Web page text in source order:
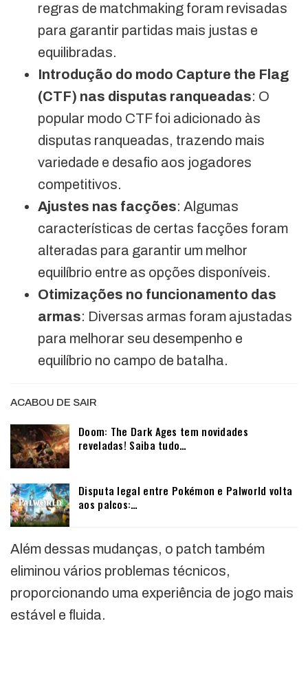
regras de matchmaking foram revisadas
para garantir partidas mais justas e
equilibradas.
Introdução do modo Capture the Flag
(CTF) nas disputas ranqueadas: O
popular modo CTF foi adicionado às
disputas ranqueadas, trazendo mais
variedade e desafio aos jogadores
competitivos.
Ajustes nas facções: Algumas
características de certas facções foram
alteradas para garantir um melhor
equilíbrio entre as opções disponíveis.
Otimizações no funcionamento das
armas: Diversas armas foram ajustadas
para melhorar seu desempenho e
equilíbrio no campo de batalha.
ACABOU DE SAIR
Doom: The Dark Ages tem novidades
reveladas! Saiba tudo…
Disputa legal entre Pokémon e Palworld volta
aos palcos:…
Além dessas mudanças, o patch também
eliminou vários problemas técnicos,
proporcionando uma experiência de jogo mais
estável e fluida.